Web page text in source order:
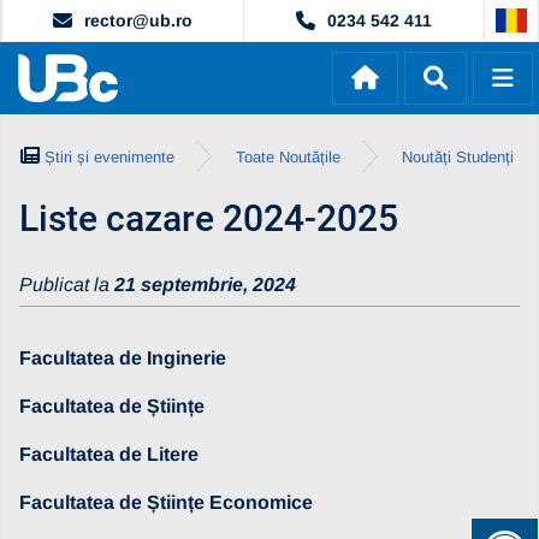
rector@ub.ro 0234 542 411
Știri și evenimente Toate Noutățile Noutăți Studenți
Liste cazare 2024-2025
Publicat la 21 septembrie, 2024
Facultatea de Inginerie
Facultatea de Științe
Facultatea de Litere
Facultatea de Științe Economice